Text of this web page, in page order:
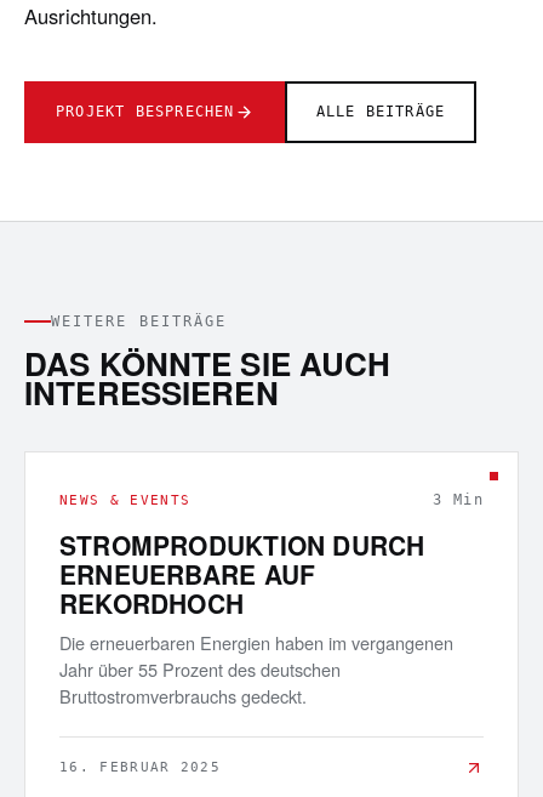
Ausrichtungen.
PROJEKT BESPRECHEN ALLE BEITRÄGE
WEITERE BEITRÄGE
DAS KÖNNTE SIE AUCH
INTERESSIEREN
NEWS & EVENTS 3 Min
STROMPRODUKTION DURCH
ERNEUERBARE AUF
REKORDHOCH
Die erneuerbaren Energien haben im vergangenen
Jahr über 55 Prozent des deutschen
Bruttostromverbrauchs gedeckt.
16. FEBRUAR 2025